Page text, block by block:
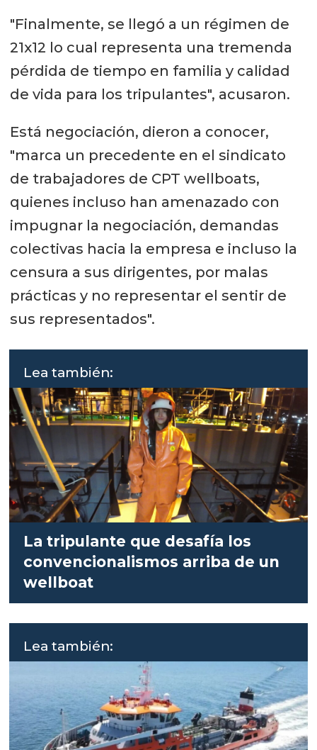
"Finalmente, se llegó a un régimen de
21x12 lo cual representa una tremenda
pérdida de tiempo en familia y calidad
de vida para los tripulantes", acusaron.
Está negociación, dieron a conocer,
"marca un precedente en el sindicato
de trabajadores de CPT wellboats,
quienes incluso han amenazado con
impugnar la negociación, demandas
colectivas hacia la empresa e incluso la
censura a sus dirigentes, por malas
prácticas y no representar el sentir de
sus representados".
Lea también:
La tripulante que desafía los
convencionalismos arriba de un
wellboat
Lea también: